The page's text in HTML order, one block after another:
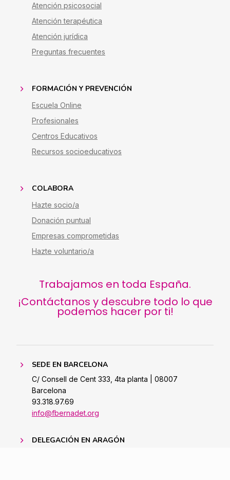
Atención psicosocial
Atención terapéutica
Atención jurídica
Preguntas frecuentes
FORMACIÓN Y PREVENCIÓN
Escuela Online
Profesionales
Centros Educativos
Recursos socioeducativos
COLABORA
Hazte socio/a
Donación puntual
Empresas comprometidas
Hazte voluntario/a
Trabajamos en toda España.
¡Contáctanos y descubre todo lo que
podemos hacer por ti!
SEDE EN BARCELONA
C/ Consell de Cent 333, 4ta planta | 08007
Barcelona
93.318.97.69
info@fbernadet.org
DELEGACIÓN EN ARAGÓN